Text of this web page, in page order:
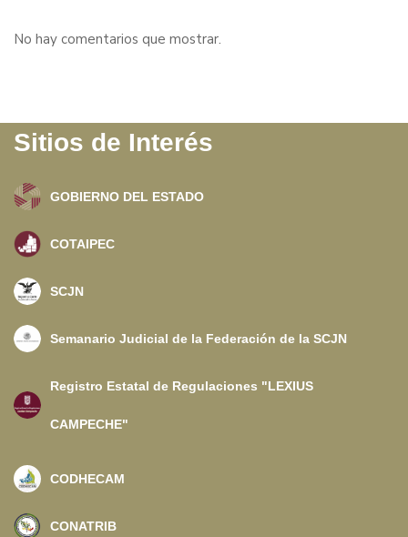
No hay comentarios que mostrar.
Sitios de Interés
GOBIERNO DEL ESTADO
COTAIPEC
SCJN
Semanario Judicial de la Federación de la SCJN
Registro Estatal de Regulaciones "LEXIUS
CAMPECHE"
CODHECAM
CONATRIB